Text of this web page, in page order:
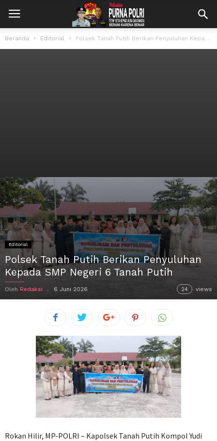
Beranda Editorial Polsek Tanah Putih Berikan Penyuluhan Kepada SMP Negeri 6 Tanah Putih
Editorial
Polsek Tanah Putih Berikan Penyuluhan
Kepada SMP Negeri 6 Tanah Putih
Oleh Redaksi 6 Juni 2026 24 views
Rokan Hilir, MP-POLRI – Kapolsek Tanah Putih Kompol Yudi